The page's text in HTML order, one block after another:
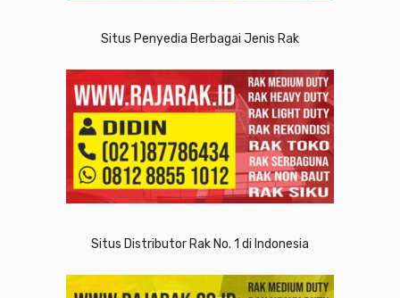
Situs Penyedia Berbagai Jenis Rak
Situs Distributor Rak No. 1 di Indonesia